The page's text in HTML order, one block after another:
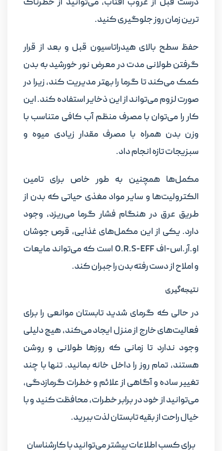
درست قبل از غروب آفتاب، می‌توانید از خطرناک
ترین زمان روز جلوگیری کنید.
حفظ سطح بالای هیدراتاسیون قبل و بعد از قرار
گرفتن طولانی مدت در معرض نور خورشید به بدن
کمک می‌کند تا گرما را بهتر مدیریت کند، زیرا در
صورت لزوم می‌تواند از این ذخایر استفاده کند. این
کار را می‌توان با مصرف منظم آب کافی متناسب با
وزن بدن همراه با مصرف مقدار زیادی میوه و
سبزیجات تازه انجام داد.
مکمل‌ها همچنین به طور خاص برای تامین
الکترولیت‌ها و سایر مواد مغذی حیاتی که بدن از
طریق عرق در هنگام فشار گرما می‌ریزد، وجود
دارد. یکی از این مکمل‌های غذایی، قرص جوشان
او.آر.اس-اف O.R.S-EFF است که می‌تواند مایعات
و املاح از دست رفته بدن را جبران کند.
نتیجه‌گیری
در حالی که گرمای شدید تابستان موانعی را برای
فعالیت‌های خارج از منزل ایجاد می‌کند، هیچ دلیلی
وجود ندارد تا زمانی که روزها طولانی و روشن
هستند، تمام روز را داخل خانه بمانید. تنها با چند
تغییر ساده و آگاهی از علائم و خطرات گرمازدگی،
می‌توانید از خود در برابر خطرات، محافظت کنید و با
خیال راحت از بقیه تابستان لذت ببرید.
برای کسب اطلاعات بیشتر می‌توانید با کارشناسان